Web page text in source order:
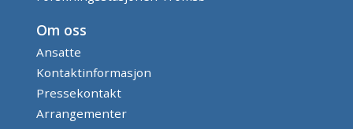
Om oss
Ansatte
Kontaktinformasjon
Pressekontakt
Arrangementer